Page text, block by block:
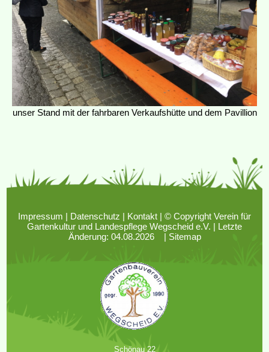
unser Stand mit der fahrbaren Verkaufshütte und dem Pavillion
Impressum | Datenschutz | Kontakt | © Copyright Verein für
Gartenkultur und Landespflege Wegscheid e.V. | Letzte
Änderung: 04.08.2026 | Sitemap
Schönau 22